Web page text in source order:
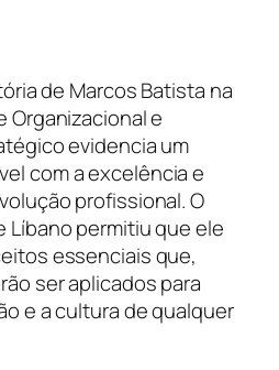
de Marcos Batista na
Organizacional e
evidencia um
com a excelência e
profissional. O
Líbano permitiu que ele
essenciais que,
ser aplicados para
e a cultura de qualquer